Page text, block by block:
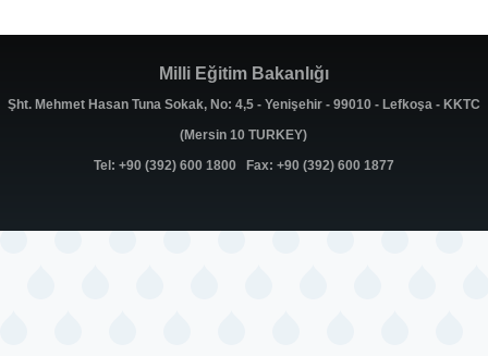
Milli Eğitim Bakanlığı
Şht. Mehmet Hasan Tuna Sokak, No: 4,5 - Yenişehir - 99010 - Lefkoşa - KKTC
(Mersin 10 TURKEY)
Tel: +90 (392) 600 1800 Fax: +90 (392) 600 1877